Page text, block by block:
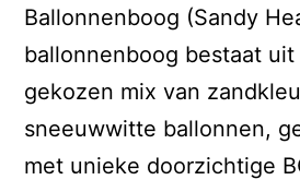
Ballonnenboog (Sandy
ballonnenboog bestaat
gekozen mix van
sneeuwwitte ballonnen,
met unieke doorzichtige